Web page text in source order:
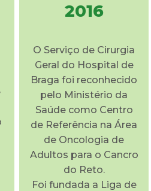
2016
O Serviço de Cirurgia
Geral do Hospital de
Braga foi reconhecido
pelo Ministério da
Saúde como Centro
de Referência na Área
de Oncologia de
Adultos para o Cancro
do Reto.
Foi fundada a Liga de